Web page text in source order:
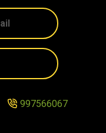
997566067